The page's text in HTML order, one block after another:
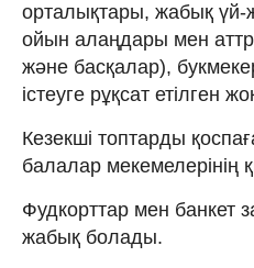
орталықтары, жабық
ойын алаңдары мен
және басқалар),
істеуге рұқсат етілген
Кезекші топтарды
балалар мекемелерінің
Фудкорттар мен банкет
жабық болады.